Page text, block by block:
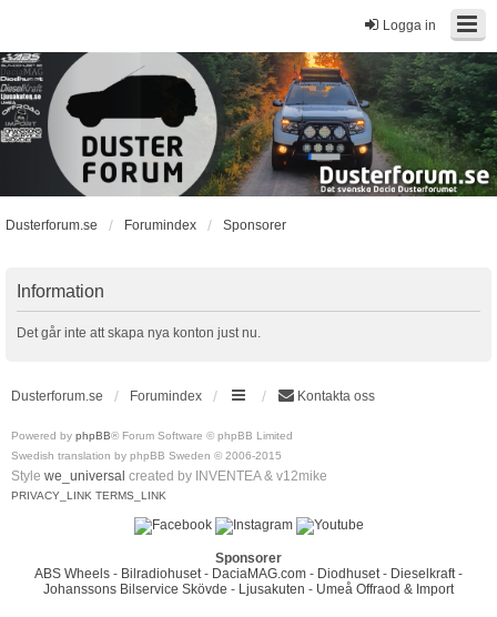
Logga in
Dusterforum.se Forumindex Sponsorer
Information
Det går inte att skapa nya konton just nu.
Dusterforum.se Forumindex Kontakta oss
Powered by phpBB® Forum Software © phpBB Limited
Swedish translation by phpBB Sweden © 2006-2015
Style we_universal created by INVENTEA & v12mike
PRIVACY_LINK TERMS_LINK
Sponsorer
ABS Wheels - Bilradiohuset- DaciaMAG.com - Diodhuset- Dieselkraft-
Johanssons Bilservice Skövde - Ljusakuten - Umeå Offraod & Import